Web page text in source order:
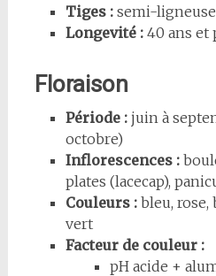
Tiges :semi-
Longevité :40 ans et
Floraison
Période :juin à
octobre)
Inflorescences :
plates (lacecap),
Couleurs :bleu, rose,
vert
Facteur de couleur :
pH acide +